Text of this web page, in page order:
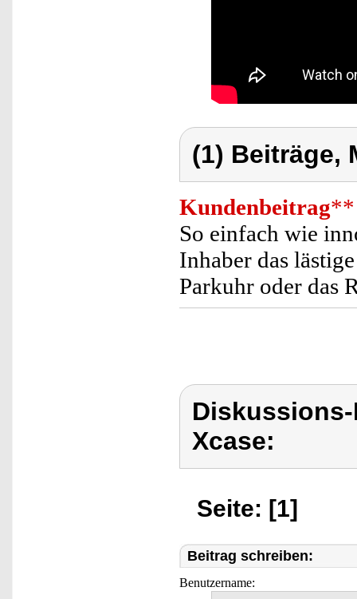
(1) Beiträge,
Kundenbeitrag**
So einfach wie
Inhaber das
Parkuhr oder das
Xcase:
Seite: [1]
Beitrag schreiben:
Benutzername: